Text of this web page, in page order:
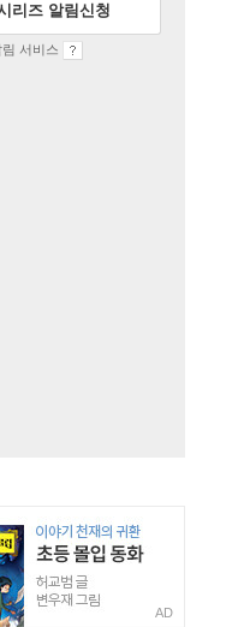
리즈 알림신청
서비스
AD